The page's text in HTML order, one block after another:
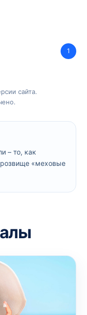
1
сайта.
– то, как
«меховые